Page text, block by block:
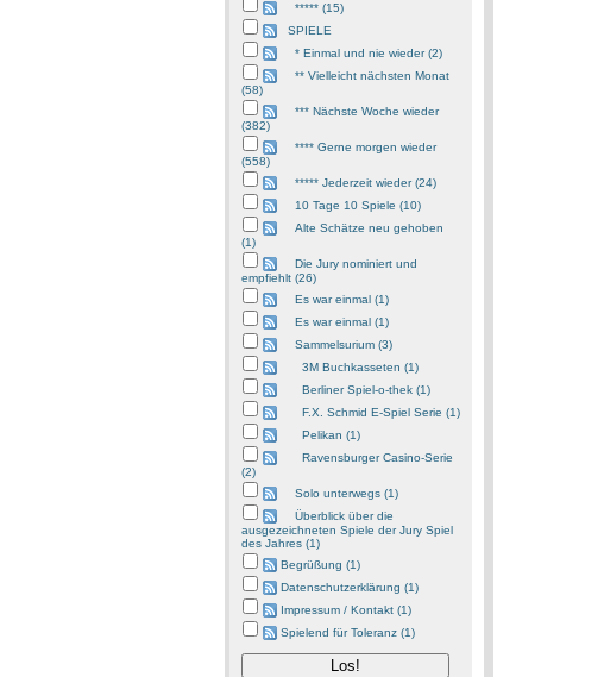
***** (15)
SPIELE
* Einmal und nie wieder (2)
** Vielleicht nächsten Monat
(58)
*** Nächste Woche wieder
(382)
**** Gerne morgen wieder
(558)
***** Jederzeit wieder (24)
10 Tage 10 Spiele (10)
Alte Schätze neu gehoben
(1)
Die Jury nominiert und
empfiehlt (26)
Es war einmal (1)
Es war einmal (1)
Sammelsurium (3)
3M Buchkasseten (1)
Berliner Spiel-o-thek (1)
F.X. Schmid E-Spiel Serie (1)
Pelikan (1)
Ravensburger Casino-Serie
(2)
Solo unterwegs (1)
Überblick über die
ausgezeichneten Spiele der Jury Spiel
des Jahres (1)
Begrüßung (1)
Datenschutzerklärung (1)
Impressum / Kontakt (1)
Spielend für Toleranz (1)